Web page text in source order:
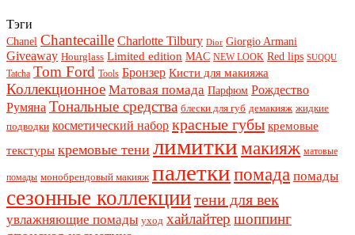
Тэги
Chanel Chantecaille Charlotte Tilbury Dior Giorgio Armani
Giveaway Hourglass Limited edition MAC NEW LOOK Red lips SUQQU
Tatcha Tom Ford Tools Бронзер Кисти для макияжа
Коллекционное Матовая помада Парфюм Рождество
Румяна Тональные средства блески для губ демакияж жидкие
подводки косметический набор красные губы кремовые
текстуры кремовые тени лимиткимакияж матовые
помады монобрендовый макияж палеткипомада помады
сезонные коллекциитени для век
увлажняющие помады уход хайлайтер шоппинг